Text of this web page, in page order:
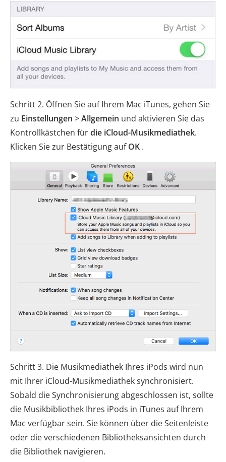
Schritt 2. Öffnen Sie auf Ihrem Mac iTunes, gehen Sie
zu Einstellungen >Allgemein und aktivieren Sie das
Kontrollkästchen fürdie iCloud-Musikmediathek.
Klicken Sie zur Bestätigung aufOK .
Schritt 3. Die Musikmediathek Ihres iPods wird nun
mit Ihrer iCloud-Musikmediathek synchronisiert.
Sobald die Synchronisierung abgeschlossen ist, sollte
die Musikbibliothek Ihres iPods in iTunes auf Ihrem
Mac verfügbar sein. Sie können über die Seitenleiste
oder die verschiedenen Bibliotheksansichten durch
die Bibliothek navigieren.